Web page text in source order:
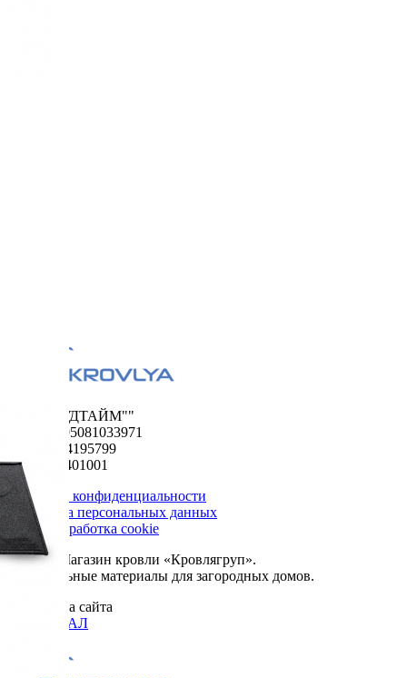
ООО "ФУДТАЙМ""
ОГРН 1195081033971
ИНН 5024195799
КПП 502401001
Политика конфиденциальности
Обработка персональных данных
Сбор и обработка cookie
© 2026. Магазин кровли «Кровлягруп».
Строительные материалы для загородных домов.
Разработка сайта
ОРИГИНАЛ